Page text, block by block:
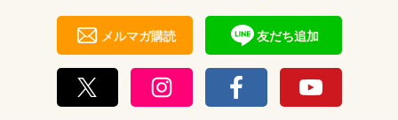
メルマガ購読 友だち追加